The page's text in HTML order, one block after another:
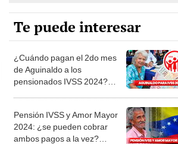
Te puede interesar
¿Cuándo pagan el 2do mes
de Aguinaldo a los
pensionados IVSS 2024?
Pensión IVSS y Amor Mayor
2024: ¿se pueden cobrar
ambos pagos a la vez?